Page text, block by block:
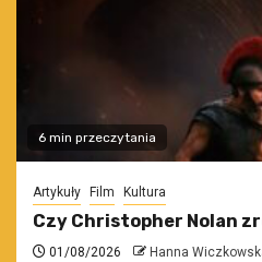
6 min przeczytania
Artykuły Film Kultura
Czy Christopher Nolan
01/08/2026 Hanna